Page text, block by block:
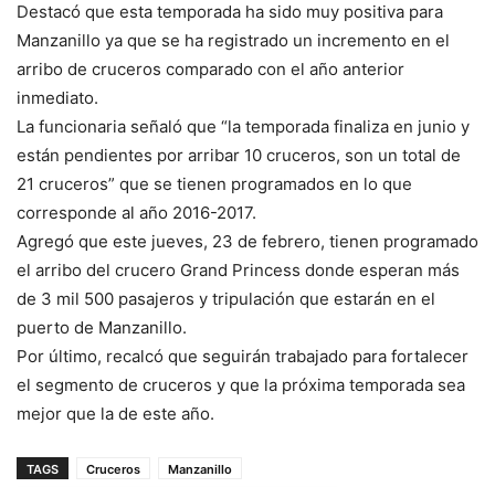
Destacó que esta temporada ha sido muy positiva para
Manzanillo ya que se ha registrado un incremento en el
arribo de cruceros comparado con el año anterior
inmediato.
La funcionaria señaló que “la temporada finaliza en junio y
están pendientes por arribar 10 cruceros, son un total de
21 cruceros” que se tienen programados en lo que
corresponde al año 2016-2017.
Agregó que este jueves, 23 de febrero, tienen programado
el arribo del crucero Grand Princess donde esperan más
de 3 mil 500 pasajeros y tripulación que estarán en el
puerto de Manzanillo.
Por último, recalcó que seguirán trabajado para fortalecer
el segmento de cruceros y que la próxima temporada sea
mejor que la de este año.
TAGS Cruceros
Manzanillo